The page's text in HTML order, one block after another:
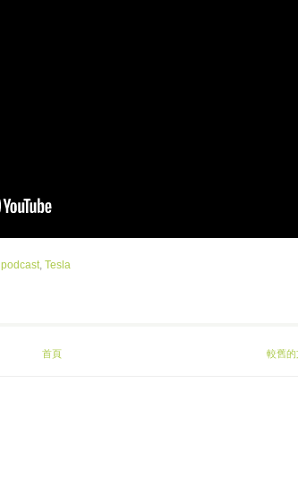
.
podcast, Tesla
較舊
首頁